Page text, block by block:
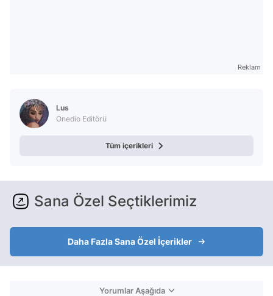
Reklam
Lus
Onedio Editörü
Tüm içerikleri
Sana Özel Seçtiklerimiz
Daha Fazla Sana Özel İçerikler
Yorumlar Aşağıda